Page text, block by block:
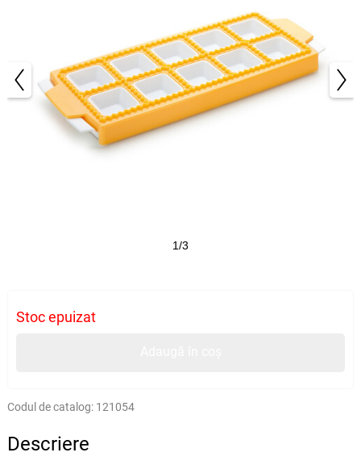
1/3
Stoc epuizat
Codul de catalog: 121054
Descriere